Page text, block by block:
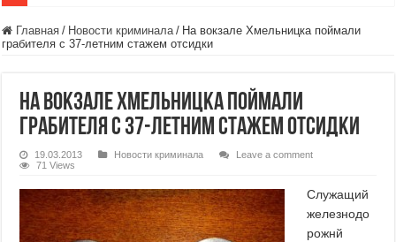
Главная / Новости криминала / На вокзале Хмельницка поймали
грабителя с 37-летним стажем отсидки
На вокзале Хмельницка поймали
грабителя с 37-летним стажем отсидки
19.03.2013 Новости криминала
Leave a comment
71 Views
Служащий
железнодо
рожнй